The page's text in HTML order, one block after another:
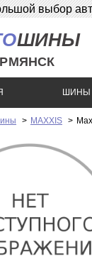
выбор
ШИНЫ
ШИНЫ
> MAXXIS >